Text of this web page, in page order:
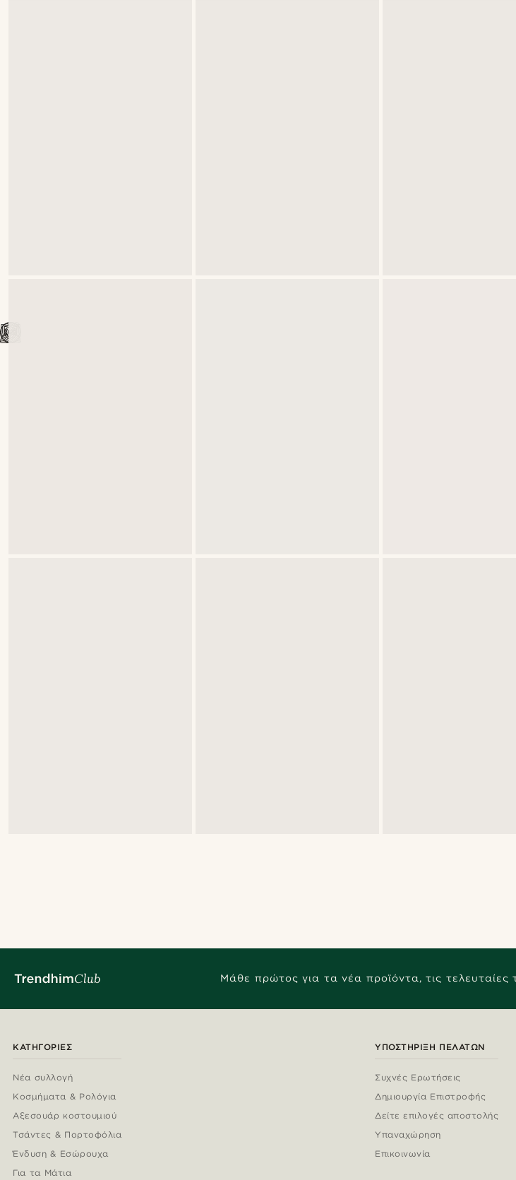
Μάθε πρώτος για τα νέα προϊόντα, τις τελευταίες
ΚΑΤΗΓΟΡΊΕΣ
Νέα συλλογή
Κοσμήματα & Ρολόγια
Αξεσουάρ κοστουμιού
Τσάντες & Πορτοφόλια
Ένδυση & Εσώρουχα
Για τα Μάτια
ΥΠΟΣΤΉΡΙΞΗ ΠΕΛΑΤΏΝ
Συχνές Ερωτήσεις
Δημιουργία Επιστροφής
Δείτε επιλογές αποστολής
Υπαναχώρηση
Επικοινωνία